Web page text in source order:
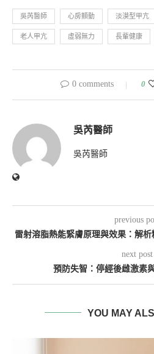
吳芮醫師 心房顫動 淡漠型甲亢
老人甲亢 虛弱無力 長輩健康
0 comments 0
吳芮醫師
吳芮醫師
previous
雷射溶脂熱能緊膚原理與效果：解
next post
預防失智：停經後雌激素
YOU MAY